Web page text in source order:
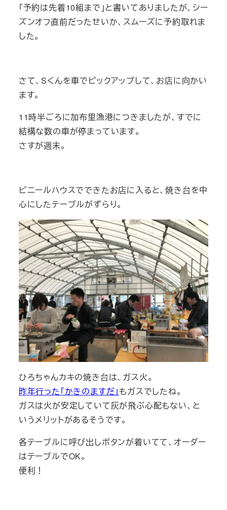
「予約は先着10組まで」と書いてありましたが、シー
ズンオフ直前だったせいか、スムーズに予約取れま
した。
さて、Sくんを車でピックアップして、お店に向かい
ます。
11時半ごろに加布里漁港につきましたが、すでに
結構な数の車が停まっています。
さすが週末。
ビニールハウスでできたお店に入ると、焼き台を中
心にしたテーブルがずらり。
ひろちゃんカキの焼き台は、ガス火。
昨年行った「かきのますだ」もガスでしたね。
ガスは火が安定していて灰が飛ぶ心配もない、と
いうメリットがあるそうです。
各テーブルに呼び出しボタンが着いてて、オーダー
はテーブルでOK。
便利！